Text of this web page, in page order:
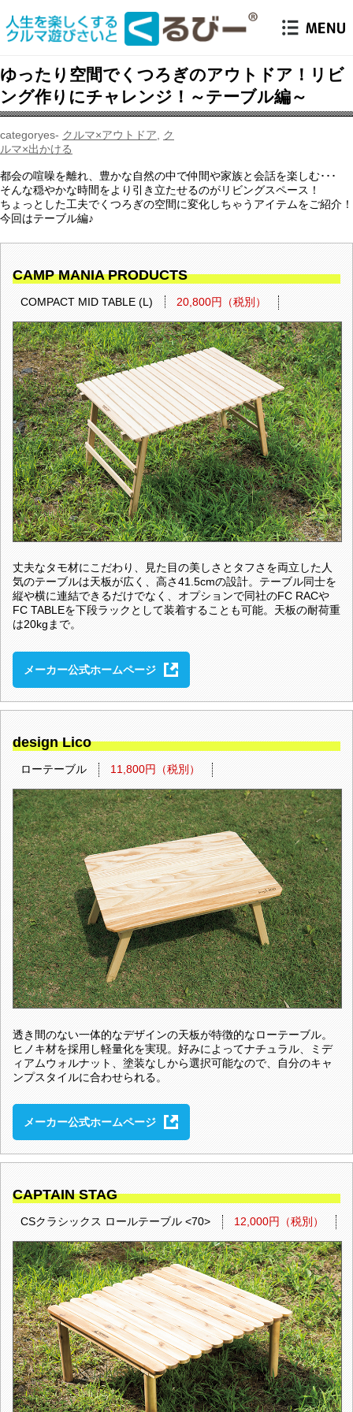
ゆったり空間でくつろぎのアウトドア！リビ
ング作りにチャレンジ！～テーブル編～
クルマ×アウトドア
ク
ルマ×出かける
都会の喧噪を離れ、豊かな自然の中で仲間や家族と会話を楽しむ･･･
そんな穏やかな時間をより引き立たせるのがリビングスペース！
ちょっとした工夫でくつろぎの空間に変化しちゃうアイテムをご紹介！
今回はテーブル編♪
CAMP MANIA PRODUCTS
COMPACT MID TABLE (L) 20,800円（税別）
丈夫なタモ材にこだわり、見た目の美しさとタフさを両立した人
気のテーブルは天板が広く、高さ41.5cmの設計。テーブル同士を
縦や横に連結できるだけでなく、オプションで同社のFC RACや
FC TABLEを下段ラックとして装着することも可能。天板の耐荷重
は20kgまで。
メーカー公式ホームページ
design Lico
ローテーブル 11,800円（税別）
透き間のない一体的なデザインの天板が特徴的なローテーブル。
ヒノキ材を採用し軽量化を実現。好みによってナチュラル、ミデ
ィアムウォルナット、塗装なしから選択可能なので、自分のキャ
ンプスタイルに合わせられる。
メーカー公式ホームページ
CAPTAIN STAG
CSクラシックス ロールテーブル <70> 12,000円（税別）